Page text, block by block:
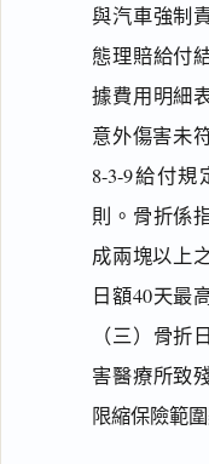
與汽車強制
態理賠給付
據費用明細
意外傷害未
8-3-9給付
則。骨折係
成兩塊以上
日額40天最
（三）骨折
害醫療所致
限縮保險範